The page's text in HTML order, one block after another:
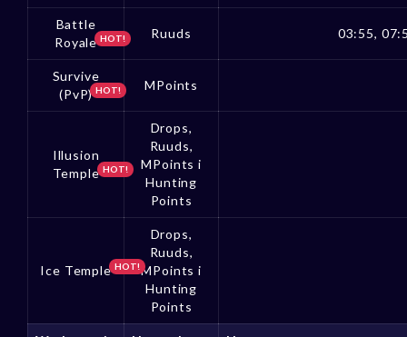
Battle
Royale HOT! Ruuds 03:55,
Survive
(PvP) HOT! MPoints
Illusion
Temple HOT!
Drops,
Ruuds,
MPoints i
Hunting
Points
Ice Temple HOT!
Drops,
Ruuds,
MPoints i
Hunting
Points